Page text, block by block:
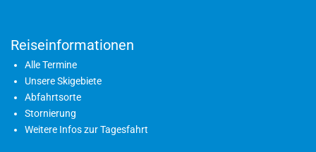
Reiseinformationen
Alle Termine
Unsere Skigebiete
Abfahrtsorte
Stornierung
Weitere Infos zur Tagesfahrt